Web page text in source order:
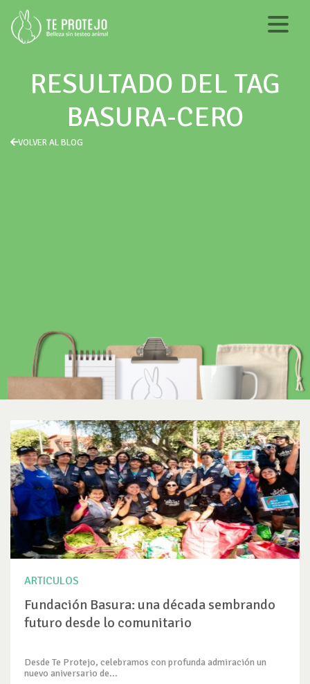
RESULTADO DEL TAG
BASURA-CERO
VOLVER AL BLOG
ARTICULOS
Fundación Basura: una década sembrando
futuro desde lo comunitario
Desde Te Protejo, celebramos con profunda admiración un
nuevo aniversario de...